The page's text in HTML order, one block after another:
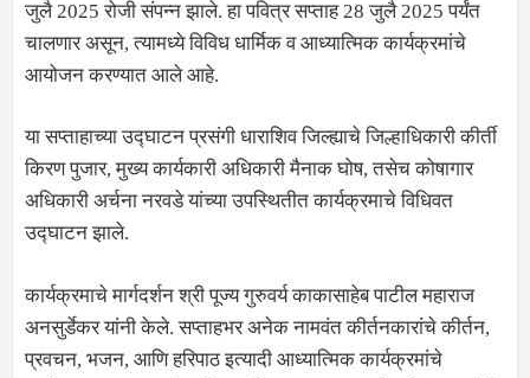
जुलै 2025 रोजी संपन्न झाले. हा पवित्र सप्ताह 28 जुलै 2025 पर्यंत
चालणार असून, त्यामध्ये विविध धार्मिक व आध्यात्मिक कार्यक्रमांचे
आयोजन करण्यात आले आहे.
या सप्ताहाच्या उद्घाटन प्रसंगी धाराशिव जिल्ह्याचे जिल्हाधिकारी कीर्ती
किरण पुजार, मुख्य कार्यकारी अधिकारी मैनाक घोष, तसेच कोषागार
अधिकारी अर्चना नरवडे यांच्या उपस्थितीत कार्यक्रमाचे विधिवत
उद्घाटन झाले.
कार्यक्रमाचे मार्गदर्शन श्री पूज्य गुरुवर्य काकासाहेब पाटील महाराज
अनसुर्डेकर यांनी केले. सप्ताहभर अनेक नामवंत कीर्तनकारांचे कीर्तन,
प्रवचन, भजन, आणि हरिपाठ इत्यादी आध्यात्मिक कार्यक्रमांचे